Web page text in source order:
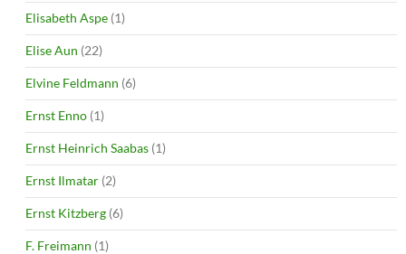
Elisabeth Aspe (1)
Elise Aun (22)
Elvine Feldmann (6)
Ernst Enno (1)
Ernst Heinrich Saabas (1)
Ernst Ilmatar (2)
Ernst Kitzberg (6)
F. Freimann (1)